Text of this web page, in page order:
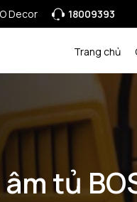
Decor 18009393
Trang chủ
tủ